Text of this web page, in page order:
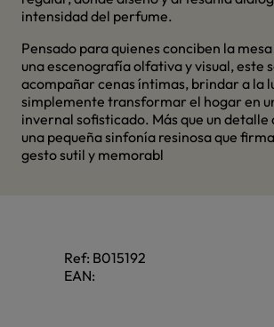
intensidad del perfume.
Pensado para quienes conciben la
una escenografía olfativa y visual, este
acompañar cenas íntimas, brindar a la
simplemente transformar el hogar en
invernal sofisticado. Más que un detalle
una pequeña sinfonía resinosa que
gesto sutil y memorabl
Ref: B015192
EAN: